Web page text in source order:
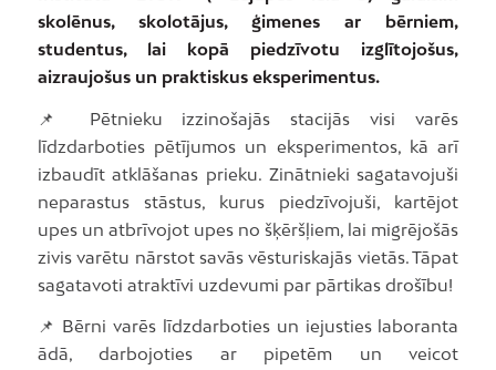
skolēnus, skolotājus, ģimenes ar bērniem,
studentus, lai kopā piedzīvotu izglītojošus,
aizraujošus un praktiskus eksperimentus.
📌 Pētnieku izzinošajās stacijās visi varēs
līdzdarboties pētījumos un eksperimentos, kā arī
izbaudīt atklāšanas prieku. Zinātnieki sagatavojuši
neparastus stāstus, kurus piedzīvojuši, kartējot
upes un atbrīvojot upes no šķēršļiem, lai migrējošās
zivis varētu nārstot savās vēsturiskajās vietās. Tāpat
sagatavoti atraktīvi uzdevumi par pārtikas drošību!
📌 Bērni varēs līdzdarboties un iejusties laboranta
ādā, darbojoties ar pipetēm un veicot